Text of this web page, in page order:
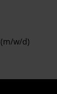
w/d)